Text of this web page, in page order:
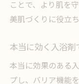
ことで、より肌を
美肌づくりに役立ち
本当に効く入浴
本当に効果のある
プし、バリア機能